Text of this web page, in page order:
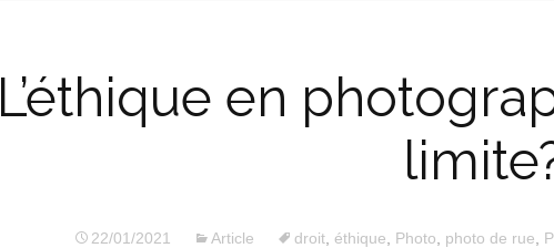
L’éthique en
22/01/2021 Article droit, éthique Photo photo de rue